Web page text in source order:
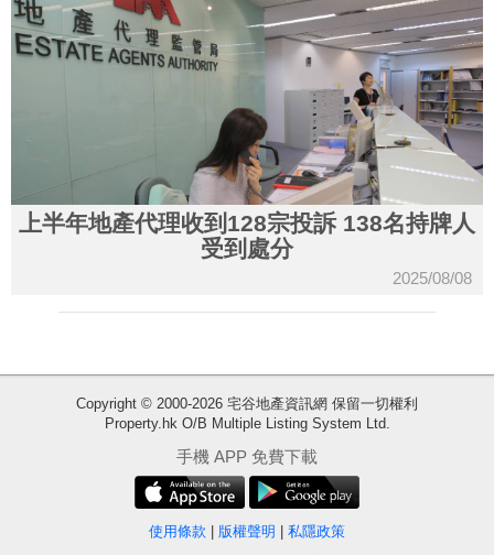
上半年地產代理收到128宗投訴 138名持牌人
受到處分
2025/08/08
Copyright © 2000-2026 宅谷地產資訊網 保留一切權利
Property.hk O/B Multiple Listing System Ltd.
手機 APP 免費下載
使用條款 版權聲明
私隱政策